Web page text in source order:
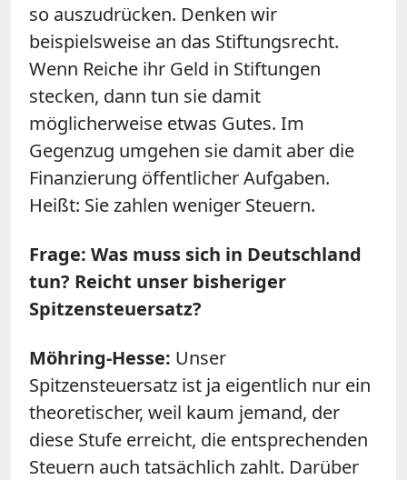
so auszudrücken. Denken wir
beispielsweise an das Stiftungsrecht.
Wenn Reiche ihr Geld in Stiftungen
stecken, dann tun sie damit
möglicherweise etwas Gutes. Im
Gegenzug umgehen sie damit aber die
Finanzierung öffentlicher Aufgaben.
Heißt: Sie zahlen weniger Steuern.
Frage: Was muss sich in Deutschland
tun? Reicht unser bisheriger
Spitzensteuersatz?
Möhring-Hesse: Unser
Spitzensteuersatz ist ja eigentlich nur ein
theoretischer, weil kaum jemand, der
diese Stufe erreicht, die entsprechenden
Steuern auch tatsächlich zahlt. Darüber